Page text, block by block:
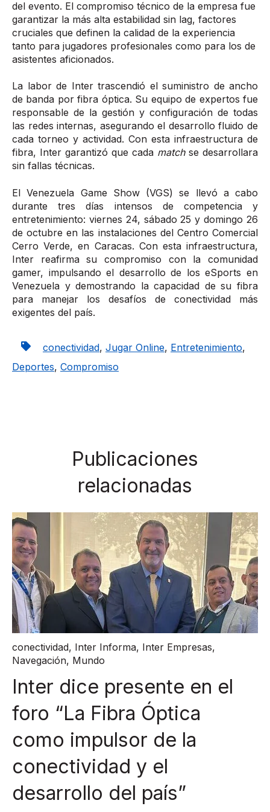
del evento. El compromiso técnico de la empresa fue
garantizar la más alta estabilidad sin lag, factores
cruciales que definen la calidad de la experiencia
tanto para jugadores profesionales como para los de
asistentes aficionados.
La labor de Inter trascendió el suministro de ancho
de banda por fibra óptica. Su equipo de expertos fue
responsable de la gestión y configuración de todas
las redes internas, asegurando el desarrollo fluido de
cada torneo y actividad. Con esta infraestructura de
fibra, Inter garantizó que cada matchse desarrollara
sin fallas técnicas.
El Venezuela Game Show (VGS) se llevó a cabo
durante tres días intensos de competencia y
entretenimiento: viernes 24, sábado 25 y domingo 26
de octubre en las instalaciones del Centro Comercial
Cerro Verde, en Caracas. Con esta infraestructura,
Inter reafirma su compromiso con la comunidad
gamer, impulsando el desarrollo de los eSports en
Venezuela y demostrando la capacidad de su fibra
para manejar los desafíos de conectividad más
exigentes del país.
conectividad, Jugar Online, Entretenimiento,
Deportes, Compromiso
Publicaciones
relacionadas
conectividad, Inter Informa, Inter Empresas,
Navegación, Mundo
Inter dice presente en el
foro “La Fibra Óptica
como impulsor de la
conectividad y el
desarrollo del país”